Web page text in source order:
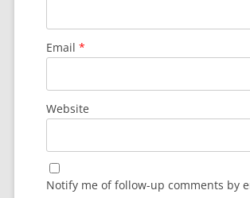
Email *
Website
Notify me of follow-up comments by